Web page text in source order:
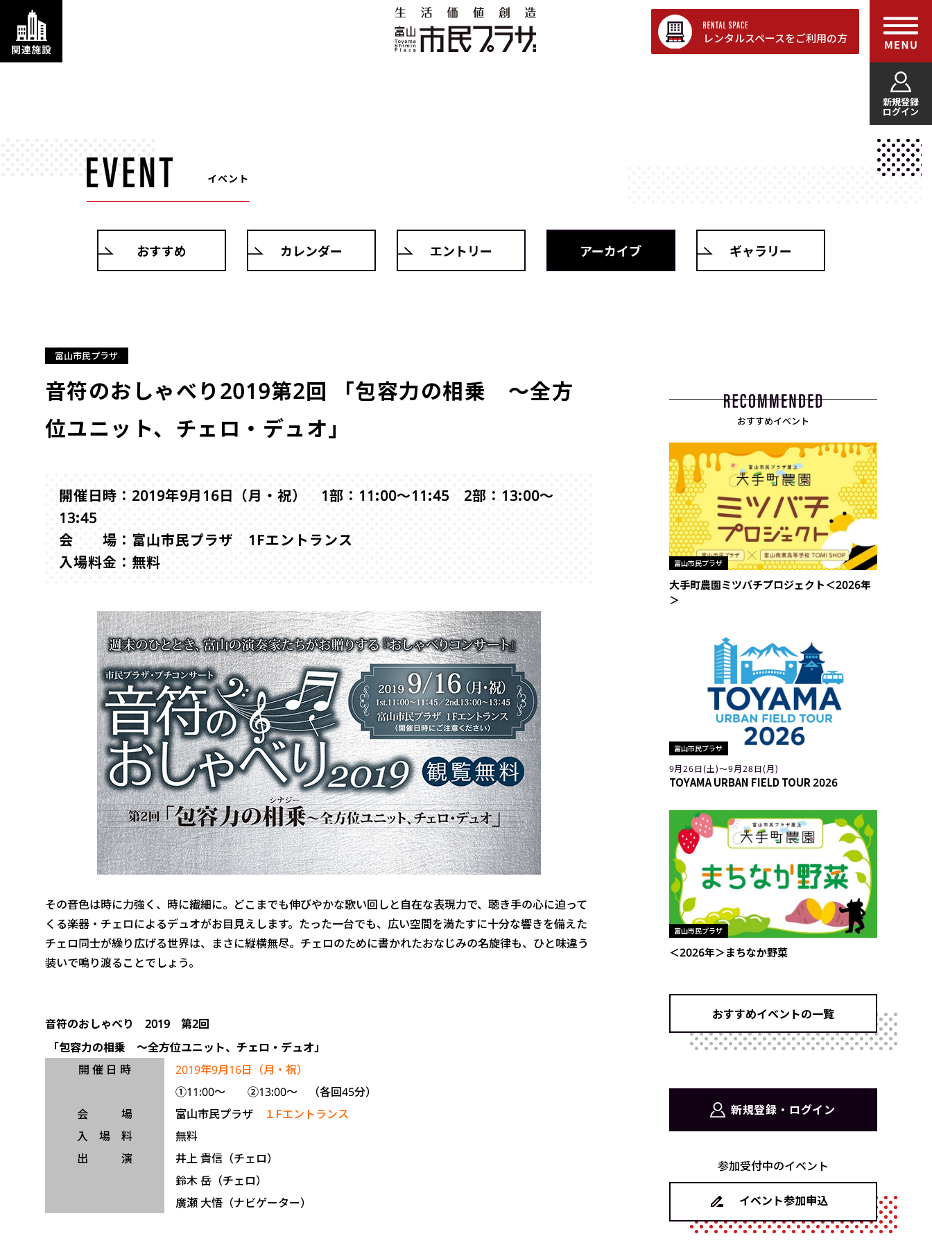
新規登録
ログイン
レンタルスペースをご利用の方
イベント
おすすめ カレンダー エントリー アーカイブ ギャラリー
音符のおしゃべり2019第2回 「包容力の相乗 ～全方
位ユニット、チェロ・デュオ」
富山市民プラザ
開催日時：2019年9月16日（月・祝） 1部：11:00～11:45 2部：13:00～
13:45
会 場：富山市民プラザ 1Fエントランス
入場料金：無料
その音色は時に力強く、時に繊細に。どこまでも伸びやかな歌い回しと自在な表現力で、聴き手の心に迫って
くる楽器・チェロによるデュオがお目見えします。たった一台でも、広い空間を満たすに十分な響きを備えた
チェロ同士が繰り広げる世界は、まさに縦横無尽。チェロのために書かれたおなじみの名旋律も、ひと味違う
装いで鳴り渡ることでしょう。
音符のおしゃべり 2019 第2回
「包容力の相乗 ～全方位ユニット、チェロ・デュオ」
開 催 日 時
2019年9月16日（月・祝）
①11:00～ ②13:00～ （各回45分）
会 場
富山市民プラザ
１Fエントランス
入 場 料
無料
出 演
井上 貴信（チェロ）
鈴木 岳（チェロ）
廣瀬 大悟（ナビゲーター）
おすすめイベント
富山市民プラザ
大手町農園ミツバチプロジェクト＜2026年
＞
富山市民プラザ
9月26日(土)〜9月28日(月)
TOYAMA URBAN FIELD TOUR 2026
富山市民プラザ
＜2026年＞まちなか野菜
おすすめイベントの一覧
新規登録・ログイン
参加受付中のイベント
イベント参加申込